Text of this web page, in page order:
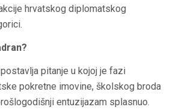
hrvatskog diplomatskog
pitanje u kojoj je fazi
pokretne imovine, školskog broda
entuzijazam splasnuo.